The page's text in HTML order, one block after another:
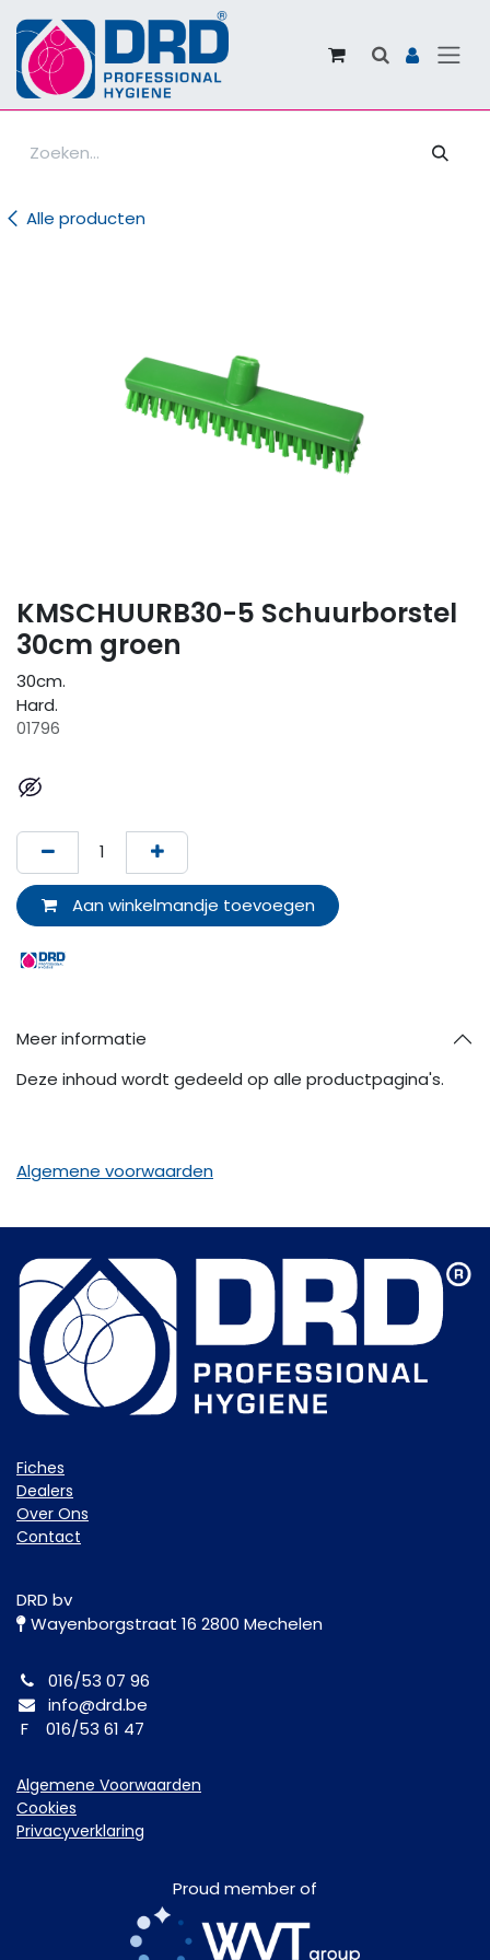
Alle producten
KMSCHUURB30-5 Schuurborstel
30cm groen
30cm.
Hard.
01796
Aan winkelmandje toevoegen
Meer informatie
Deze inhoud wordt gedeeld op alle productpagina's.
Algemene voorwaarden
Fiche​s
Dealers
Over Ons
Contact
DRD bv
Wayenborgstraat 16 2800 Mechelen
016/53 07 96
info@drd.be
F 016/53 61 47
Algemene Voorwaarden
Cookies
Privacyverklaring
Proud member of